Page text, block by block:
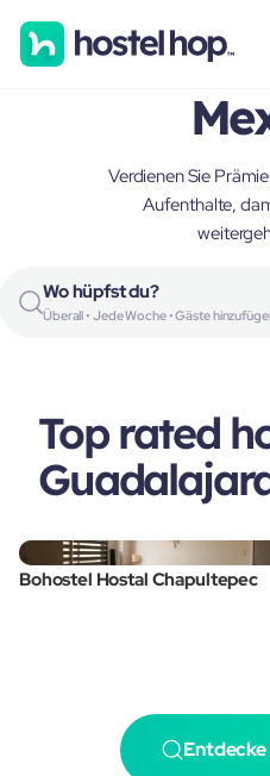
Verdienen Sie
Aufenthalte,
Wo hüpfst du?
Überall • Jede Woche • Gäste
Top rated
Bohostel Hostal Chapultepec